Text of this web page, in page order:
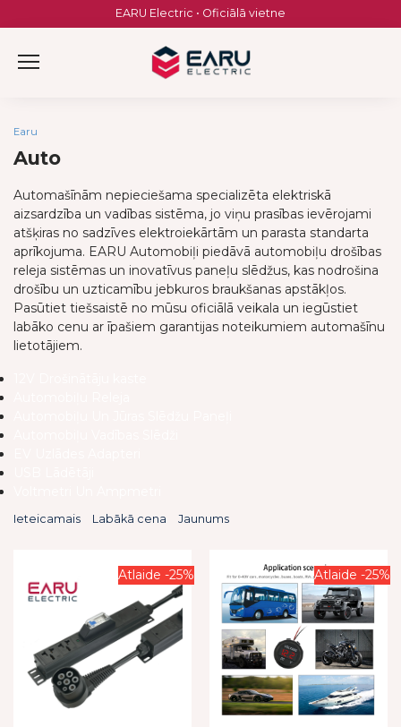
to
EARU Electric • Oficiālā vietne
Earu
Auto
Automašīnām nepieciešama specializēta elektriskā
aizsardzība un vadības sistēma, jo viņu prasības ievērojami
atšķiras no sadzīves elektroiekārtām un parasta standarta
aprīkojuma. EARU Automobiļi piedāvā automobiļu drošības
releja sistēmas un inovatīvus paneļu slēdžus, kas nodrošina
drošību un uzticamību jebkuros braukšanas apstākļos.
Pasūtiet tiešsaistē no mūsu oficiālā veikala un iegūstiet
labāko cenu ar īpašiem garantijas noteikumiem automašīnu
lietotājiem.
Ieteicamais Labākā cena Jaunums
Atlaide -25% Atlaide -25%